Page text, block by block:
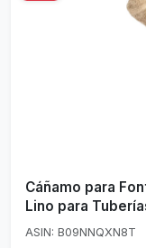
Cáñamo para
Lino para
ASIN: B09NNQXN8T